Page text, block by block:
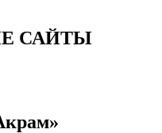
САЙТЫ